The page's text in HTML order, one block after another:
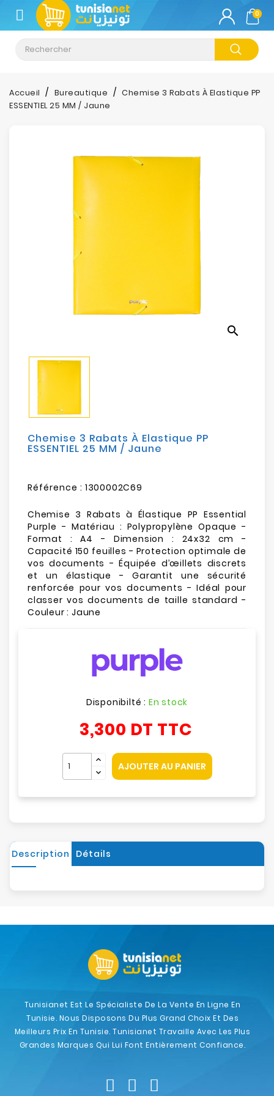
CATÉGORIE
Climatisation
Informatique
Electroménager
Sécurité
Mobilités
0
Accueil Bureautique
Chemise 3 Rabats À Elastique PP
ESSENTIEL 25 MM / Jaune
search
Chemise 3 Rabats À Elastique PP
ESSENTIEL 25 MM / Jaune
Référence : 1300002C69
Chemise 3 Rabats à Élastique PP Essential
Purple - Matériau : Polypropylène Opaque -
Format : A4 - Dimension : 24x32 cm -
Capacité 150 feuilles - Protection optimale de
vos documents - Équipée d’œillets discrets
et un élastique - Garantit une sécurité
renforcée pour vos documents - Idéal pour
classer vos documents de taille standard -
Couleur : Jaune
Disponibilté : En stock
3,300 DT TTC
AJOUTER AU PANIER
Description Détails
Tunisianet Est Le Spécialiste De La Vente En Ligne En
Tunisie. Nous Disposons Du Plus Grand Choix Et Des
Meilleurs Prix En Tunisie. Tunisianet Travaille Avec Les Plus
Grandes Marques Qui Lui Font Entièrement Confiance.